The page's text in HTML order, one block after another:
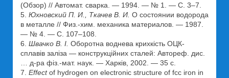
(Обзор) // Автомат. сварка. — 1994. — № 1. — С. 3–7.
5. Юхновский П. И., Ткачев В. И. О состоянии водорода
в металле // Физ.-хим. механика материалов. — 1987.
— № 4. — С. 107–108.
6. Швачко В. I. Оборотна воднева крихкість ОЦК-
сплавів заліза — конструкційних сталей: Автореф. дис.
… д-ра фіз.-мат. наук. — Харків, 2002. — 35 с.
7. Effectof hydrogen on electronic structure of fcc iron in